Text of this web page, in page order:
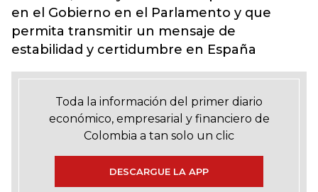
en el Gobierno en el Parlamento y que
permita transmitir un mensaje de
estabilidad y certidumbre en España
Toda la información del primer diario
económico, empresarial y financiero de
Colombia a tan solo un clic
DESCARGUE LA APP